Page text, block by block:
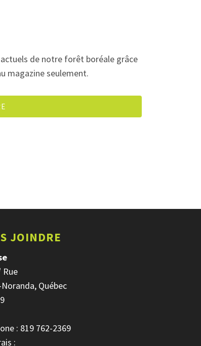
de notre forêt boréale grâce
magazine seulement.
JOINDRE
Rue
Québec
: 819 762-2369
: